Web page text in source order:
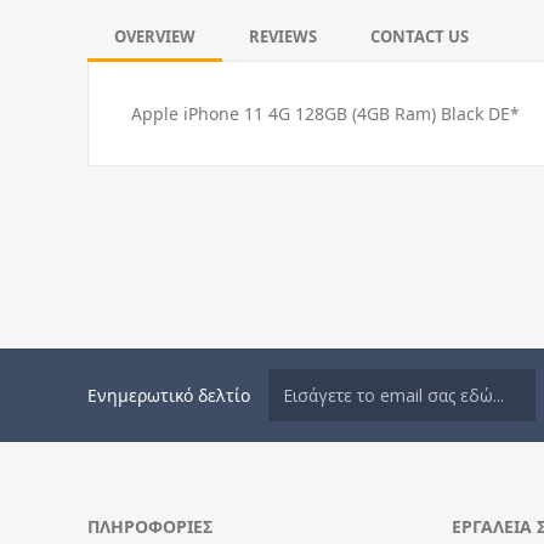
OVERVIEW REVIEWS CONTACT US
Apple iPhone 11 4G 128GB (4GB Ram) Black DE*
Ενημερωτικό δελτίο
ΠΛΗΡΟΦΟΡΊΕΣ ΕΡΓΑΛΕΊΑ